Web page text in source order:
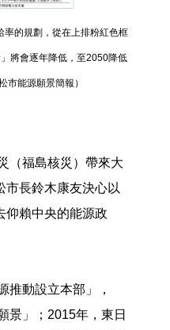
的規劃，從在上排粉紅色框
將會逐年降低，至2050降低
市能源願景簡報）
（福島核災）帶來大
市長鈴木康友決心以
仰賴中央的能源政
推動設立本部」，
景」；2015年，東日